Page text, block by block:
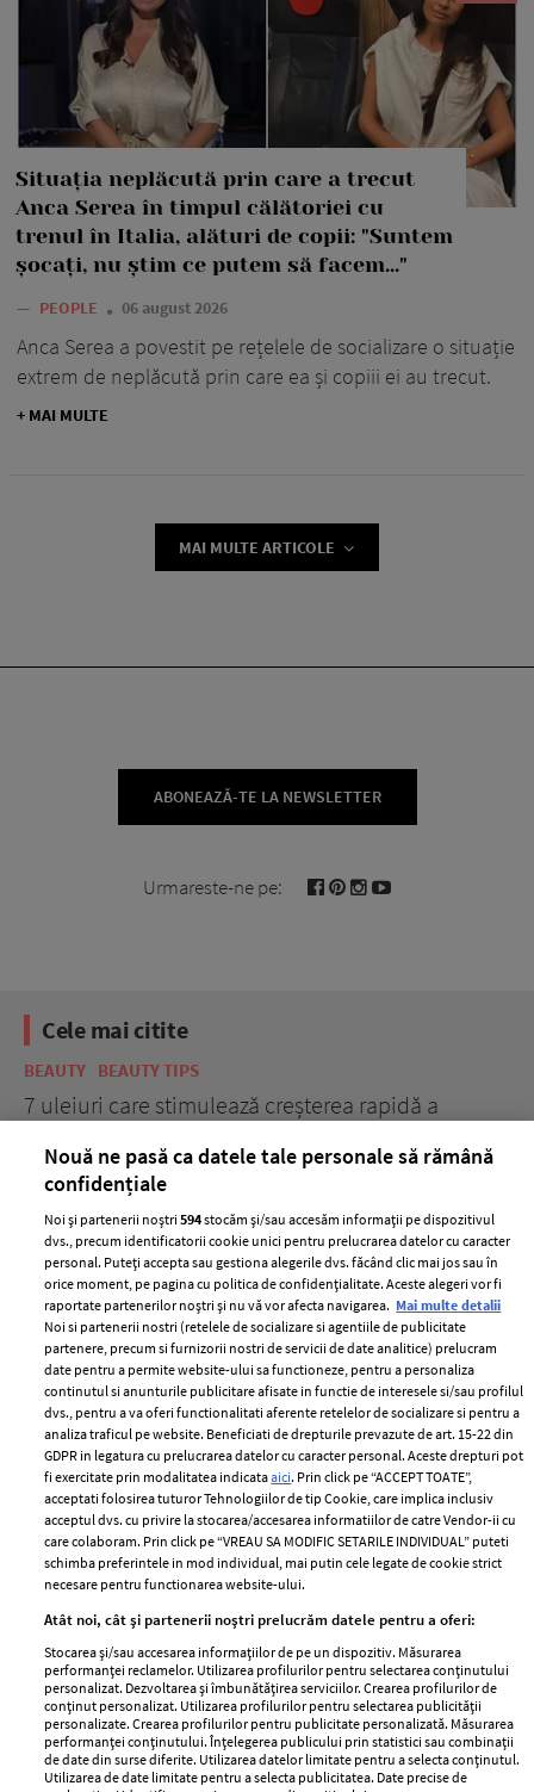
Situația neplăcută prin care a trecut
Anca Serea în timpul călătoriei cu
trenul în Italia, alături de copii: "Suntem
șocați, nu știm ce putem să facem..."
— PEOPLE 06 august 2026
Anca Serea a povestit pe rețelele de socializare o situație
extrem de neplăcută prin care ea și copiii ei au trecut.
+ MAI MULTE
MAI MULTE ARTICOLE
ABONEAZĂ-TE LA NEWSLETTER
Urmareste-ne pe:
Cele mai citite
BEAUTY BEAUTY TIPS
7 uleiuri care stimulează creșterea rapidă a
ELLE Style Awards
2024
Despre ELLE
Romania
Contact
Abonamente
Termeni si conditii
Politica de
confidențialitate
Politica de cookies
Publicitate
GSP
Unica
Baby
Retete
femei
Viva
Avantaje
Retete practice
Nouă ne pasă ca datele tale personale să rămână
confidențiale
Noi și partenerii noștri594stocăm și/sau accesăm informații pe dispozitivul
dvs., precum identificatorii cookie unici pentru prelucrarea datelor cu caracter
personal. Puteți accepta sau gestiona alegerile dvs. făcând clic mai jos sau în
orice moment, pe pagina cu politica de confidențialitate. Aceste alegeri vor fi
raportate partenerilor noștri și nu vă vor afecta navigarea. Mai multe detalii
Noi si partenerii nostri (retelele de socializare si agentiile de publicitate
partenere, precum si furnizorii nostri de servicii de date analitice) prelucram
date pentru a permite website-ului sa functioneze, pentru a personaliza
continutul si anunturile publicitare afisate in functie de interesele si/sau profilul
dvs., pentru a va oferi functionalitati aferente retelelor de socializare si pentru a
analiza traficul pe website. Beneficiati de drepturile prevazute de art. 15-22 din
GDPR in legatura cu prelucrarea datelor cu caracter personal. Aceste drepturi pot
fi exercitate prin modalitatea indicataaici. Prin click pe “ACCEPT TOATE”,
acceptati folosirea tuturor Tehnologiilor de tip Cookie, care implica inclusiv
acceptul dvs. cu privire la stocarea/accesarea informatiilor de catre Vendor-ii cu
care colaboram. Prin click pe “VREAU SA MODIFIC SETARILE INDIVIDUAL” puteti
schimba preferintele in mod individual, mai putin cele legate de cookie strict
necesare pentru functionarea website-ului.
Atât noi, cât și partenerii noștri prelucrăm datele pentru a oferi:
Stocarea și/sau accesarea informațiilor de pe un dispozitiv. Măsurarea
performanței reclamelor. Utilizarea profilurilor pentru selectarea conținutului
personalizat. Dezvoltarea și îmbunătățirea serviciilor. Crearea profilurilor de
conținut personalizat. Utilizarea profilurilor pentru selectarea publicității
personalizate. Crearea profilurilor pentru publicitate personalizată. Măsurarea
performanței conținutului. Înțelegerea publicului prin statistici sau combinații
de date din surse diferite. Utilizarea datelor limitate pentru a selecta conținutul.
Utilizarea de date limitate pentru a selecta publicitatea. Date precise de